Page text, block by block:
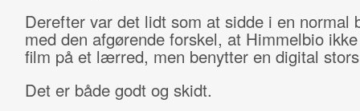
Derefter var det lidt som at sidde i en normal
med den afgørende forskel, at Himmelbio
film på et lærred, men benytter en digital
Det er både godt og skidt.